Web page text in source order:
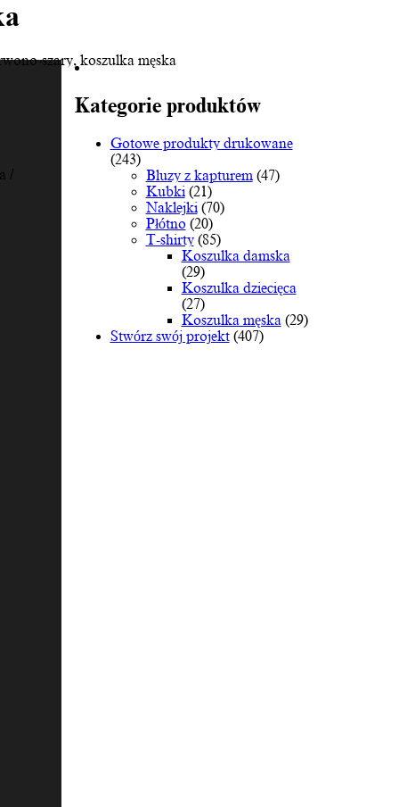
szary, koszulka męska
/
Kategorie produktów
Gotowe produkty drukowane
(243)
Bluzy z kapturem (47)
Kubki (21)
Naklejki (70)
Płótno (20)
T-shirty (85)
Koszulka damska
(29)
Koszulka dziecięca
(27)
Koszulka męska (29)
Stwórz swój projekt (407)